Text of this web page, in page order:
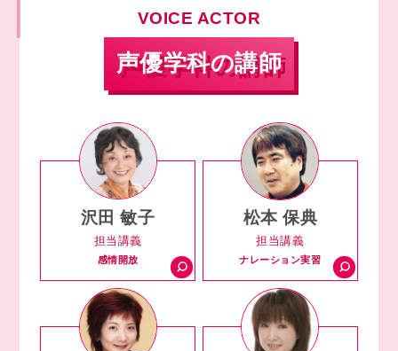
VOICE ACTOR
声優学科の講師
沢田 敏子
担当講義
感情開放
松本 保典
担当講義
ナレーション実習